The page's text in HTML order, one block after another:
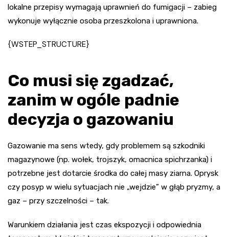
lokalne przepisy wymagają uprawnień do fumigacji – zabieg
wykonuje wyłącznie osoba przeszkolona i uprawniona.
{WSTEP_STRUCTURE}
Co musi się zgadzać,
zanim w ogóle padnie
decyzja o gazowaniu
Gazowanie ma sens wtedy, gdy problemem są szkodniki
magazynowe (np. wołek, trojszyk, omacnica spichrzanka) i
potrzebne jest dotarcie środka do całej masy ziarna. Oprysk
czy posyp w wielu sytuacjach nie „wejdzie” w głąb pryzmy, a
gaz – przy szczelności – tak.
Warunkiem działania jest czas ekspozycji i odpowiednia